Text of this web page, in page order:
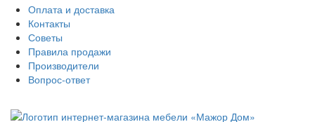
Оплата и доставка
Контакты
Советы
Правила продажи
Производители
Вопрос-ответ